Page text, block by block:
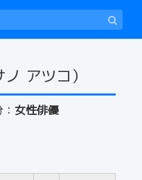
ノ アツコ）
女性俳優